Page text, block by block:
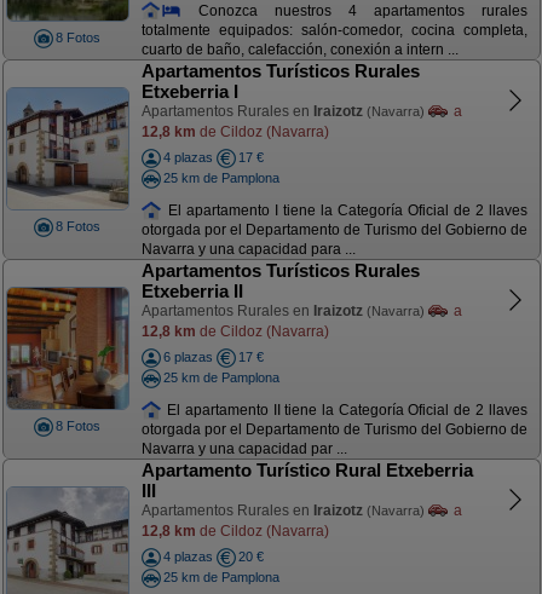
8 Fotos
Conozca nuestros 4 apartamentos rurales
totalmente equipados: salón-comedor, cocina completa,
cuarto de baño, calefacción, conexión a intern ...
8 Fotos
Apartamentos Turísticos Rurales
Etxeberria I
Apartamentos Rurales en Iraizotz (Navarra)
a
12,8 km de Cildoz (Navarra)
4 plazas
17 €
25 km de Pamplona
El apartamento I tiene la Categoría Oficial de 2 llaves
otorgada por el Departamento de Turismo del Gobierno de
Navarra y una capacidad para ...
8 Fotos
Apartamentos Turísticos Rurales
Etxeberria II
Apartamentos Rurales en Iraizotz (Navarra)
a
12,8 km de Cildoz (Navarra)
6 plazas
17 €
25 km de Pamplona
El apartamento II tiene la Categoría Oficial de 2 llaves
otorgada por el Departamento de Turismo del Gobierno de
Navarra y una capacidad par ...
Apartamento Turístico Rural Etxeberria
III
Apartamentos Rurales en Iraizotz (Navarra)
a
12,8 km de Cildoz (Navarra)
4 plazas
20 €
25 km de Pamplona